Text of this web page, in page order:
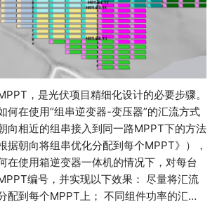
，是光伏项目精细化设计的必要步骤。
何在使用“组串逆变器-变压器”的汇流方式
向相近的组串接入到同一路MPPT下的方法
据朝向将组串优化分配到每个MPPT》），
在使用箱逆变器一体机的情况下，对每台
编号，并实现以下效果： 尽量将汇流
配到每个MPPT上； 不同组件功率的汇…